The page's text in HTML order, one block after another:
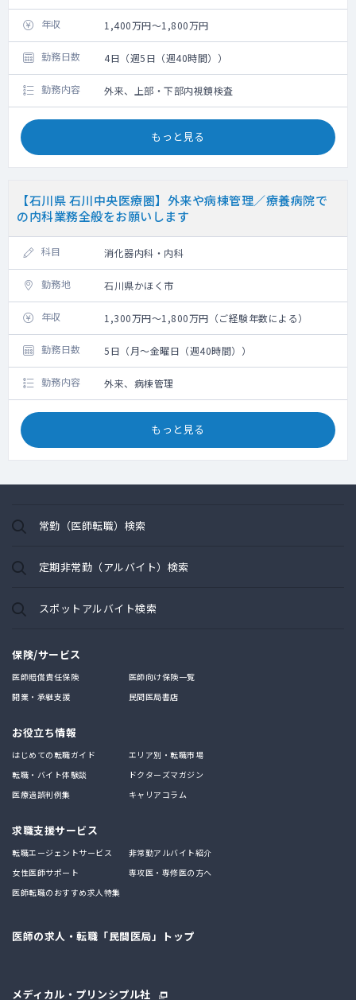
年収 1,400万円～1,800万円
勤務日数 4日（週5日（週40時間））
勤務内容 外来、上部・下部内視鏡検査
もっと見る
【石川県 石川中央医療圏】外来や病棟管理／療養病院で
の内科業務全般をお願いします
科目 消化器内科・内科
勤務地 石川県かほく市
年収 1,300万円～1,800万円（ご経験年数による）
勤務日数 5日（月～金曜日（週40時間））
勤務内容 外来、病棟管理
もっと見る
常勤（医師転職）検索
定期非常勤（アルバイト）検索
スポットアルバイト検索
保険/サービス
医師賠償責任保険
医師向け保険一覧
開業・承継支援
民間医局書店
お役立ち情報
はじめての転職ガイド
エリア別・転職市場
転職・バイト体験談
ドクターズマガジン
医療過誤判例集
キャリアコラム
求職支援サービス
転職エージェントサービス
非常勤アルバイト紹介
女性医師サポート
専攻医・専修医の方へ
医師転職のおすすめ求人特集
医師の求人・転職「民間医局」トップ
メディカル・プリンシプル社